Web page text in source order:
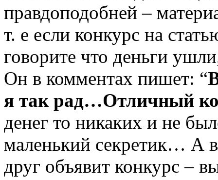
правдоподобней –
т. е если конкурс на
говорите что деньги
Он в комментах пишет: “
я так рад…Отличный
денег то никаких и не
маленький секретик… А
друг объявит конкурс –